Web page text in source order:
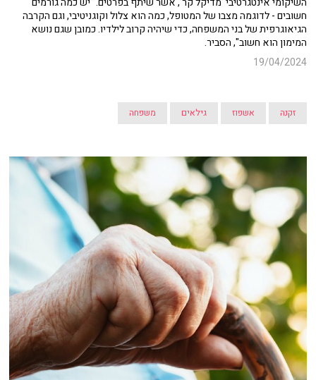
חשובים - לדוגמה מצבו של המטופל, כמה הוא צלול וקוגניטיבי, וגם הקרבה
הגיאוגרפית של בני המשפחה, כדי שיהיה קרוב לילדיו. כמובן שגם נושא
המימון הוא חשוב", הסביר.
19/04/2024
זקנה אשפוז גילאים משפחה